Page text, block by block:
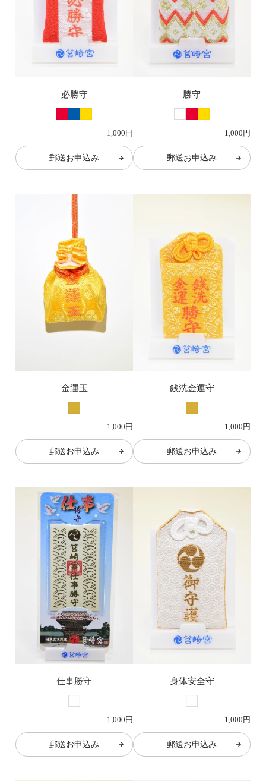
必勝守
1,000円
郵送お申込み
勝守
1,000円
郵送お申込み
金運玉
1,000円
郵送お申込み
銭洗金運守
1,000円
郵送お申込み
仕事勝守
1,000円
郵送お申込み
身体安全守
1,000円
郵送お申込み